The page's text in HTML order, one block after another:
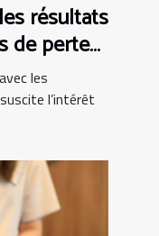
résultats
de perte
les
l’intérêt